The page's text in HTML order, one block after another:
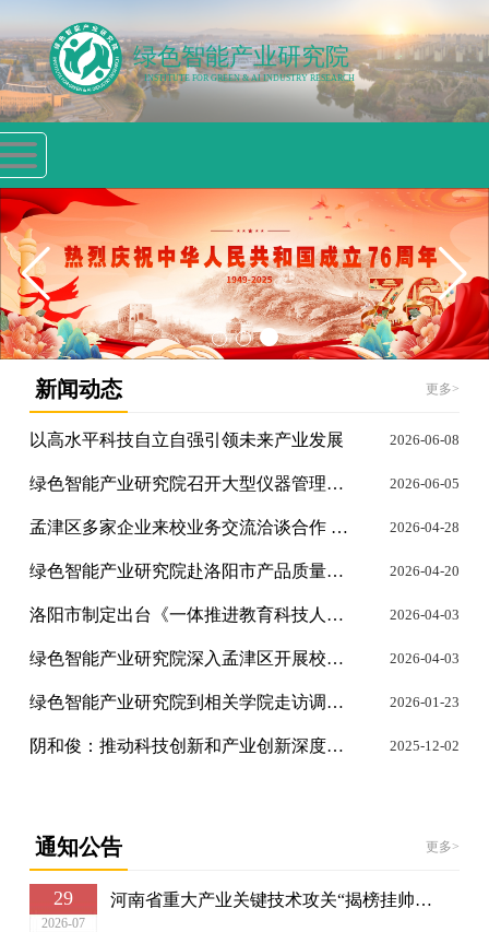
绿色智能产业研究院
INSTITUTE FOR GREEN & AI INDUSTRY RESEARCH
首页
概况 作 院 南
首页
研究院概况
党建园地
交流合作
分析测试
新闻动态 更多>
以高水平科技自立自强引领未来产业发展 2026-06-08
绿色智能产业研究院召开大型仪器管理工作推进会 2026-06-05
孟津区多家企业来校业务交流洽谈合作 —共谋科技合作、产业升级，充分激发创新创造活力 2026-04-28
绿色智能产业研究院赴洛阳市产品质量检验检测中心调研，共话发展、深入探讨协作路径 2026-04-20
洛阳市制定出台《一体推进教育科技人才发展行动方案》 2026-04-03
绿色智能产业研究院深入孟津区开展校政企合作交流与调研 2026-04-03
绿色智能产业研究院到相关学院走访调研科技成果转化与产业合作工作 2026-01-23
阴和俊：推动科技创新和产业创新深度融合 2025-12-02
通知公告 更多>
29
2026-07
河南省重大产业关键技术攻关“揭榜挂帅” 项目申报明白卡（2026年4月版）